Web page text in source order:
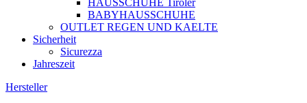
BABYHAUSSCHUHE
OUTLET REGEN UND KAELTE
Sicherheit
Sicurezza
Jahreszeit
Hersteller